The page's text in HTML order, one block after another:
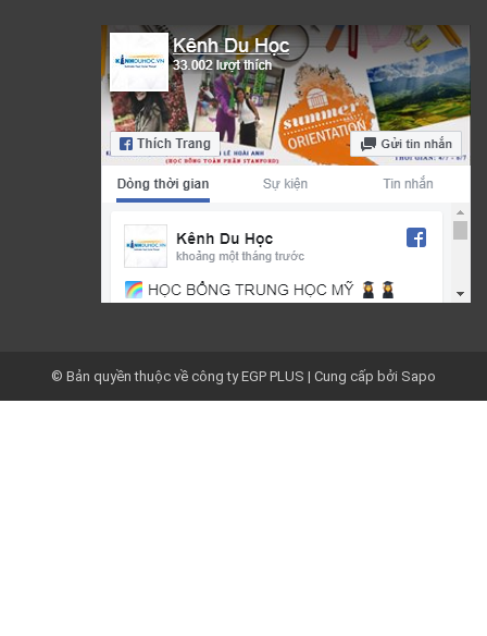
© Bản quyền thuộc về công ty EGP PLUS | Cung cấp bởi Sapo